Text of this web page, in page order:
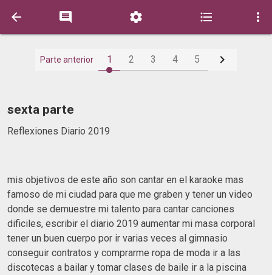
    
Parte anterior 1 2 3 4 5 
sexta parte
Reflexiones Diario 2019
mis objetivos de este año son cantar en el karaoke mas
famoso de mi ciudad para que me graben y tener un video
donde se demuestre mi talento para cantar canciones
dificiles, escribir el diario 2019 aumentar mi masa corporal
tener un buen cuerpo por ir varias veces al gimnasio
conseguir contratos y comprarme ropa de moda ir a las
discotecas a bailar y tomar clases de baile ir a la piscina